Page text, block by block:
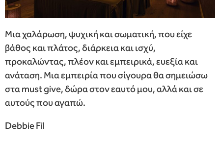
Μια χαλάρωση, ψυχική και σωματική, που είχε
βάθος και πλάτος, διάρκεια και ισχύ,
προκαλώντας, πλέον και εμπειρικά, ευεξία και
ανάταση. Μια εμπειρία που σίγουρα θα σημειώσω
στα must give, δώρα στον εαυτό μου, αλλά και σε
αυτούς που αγαπώ.
Debbie Fil